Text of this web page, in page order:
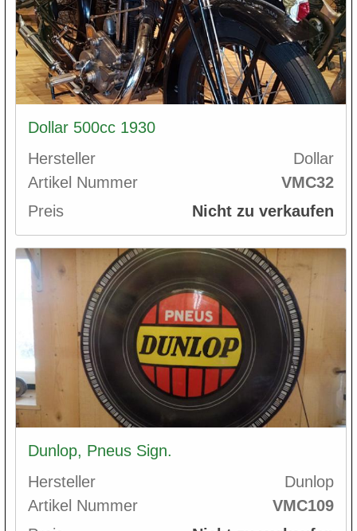
Dollar 500cc 1930
Hersteller
Dollar
Artikel Nummer
VMC32
Preis
Nicht zu verkaufen
Dunlop, Pneus Sign.
Hersteller
Dunlop
Artikel Nummer
VMC109